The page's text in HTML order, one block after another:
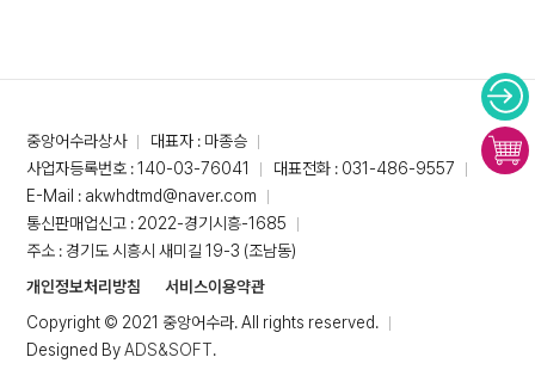
중앙어수라상사
대표자 : 마종승
사업자등록번호 : 140-03-76041
대표전화 : 031-486-9557
E-Mail : akwhdtmd@naver.com
통신판매업신고 : 2022-경기시흥-1685
주소 : 경기도 시흥시 새미길 19-3 (조남동)
개인정보처리방침
서비스이용약관
Copyright © 2021 중앙어수라. All rights reserved.
Designed ByADS&SOFT.